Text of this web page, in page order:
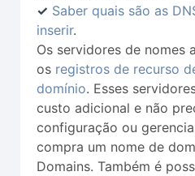
✓ Saber quais são as
inserir.
Os servidores de nomes
os registros de recurso
domínio. Esses
custo adicional e não
configuração ou
compra um nome de
Domains. Também é